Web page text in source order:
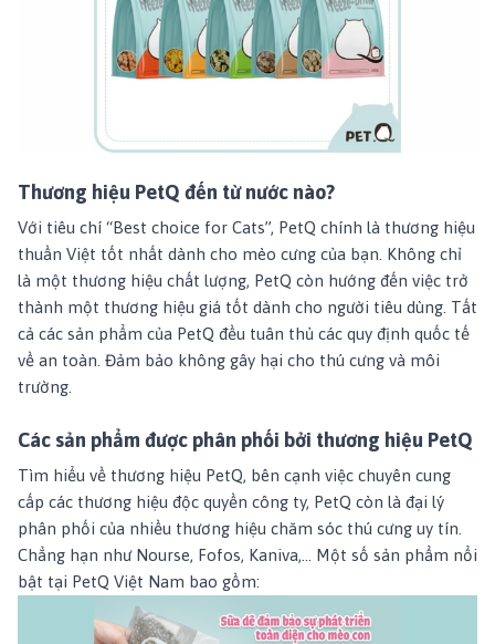
Thương hiệu PetQ đến từ nước nào?
Với tiêu chí “Best choice for Cats”, PetQ chính là thương hiệu
thuần Việt tốt nhất dành cho mèo cưng của bạn. Không chỉ
là một thương hiệu chất lượng, PetQ còn hướng đến việc trở
thành một thương hiệu giá tốt dành cho người tiêu dùng. Tất
cả các sản phẩm của PetQ đều tuân thủ các quy định quốc tế
về an toàn. Đảm bảo không gây hại cho thú cưng và môi
trường.
Các sản phẩm được phân phối bởi thương hiệu PetQ
Tìm hiểu về thương hiệu PetQ, bên cạnh việc chuyên cung
cấp các thương hiệu độc quyền công ty, PetQ còn là đại lý
phân phối của nhiều thương hiệu chăm sóc thú cưng uy tín.
Chẳng hạn như Nourse, Fofos, Kaniva,... Một số sản phẩm nổi
bật tại PetQ Việt Nam bao gồm: